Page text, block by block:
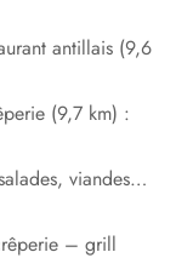
antillais (9,6
(9,7 km) :
viandes…
– grill